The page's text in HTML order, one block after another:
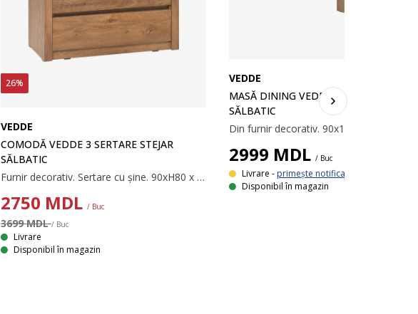
26%
VEDDE
COMODĂ VEDDE 3 SERTARE STEJAR
SĂLBATIC
Furnir decorativ. Sertare cu șine. 90xH80 x 43 cm
2750 MDL / Buc
3699 MDL/ Buc
Livrare
Disponibil în magazin
VEDDE
MASĂ DINING VEDDE 90Х160 STEJAR
SĂLBATIC
Din furnir decorativ. 90x160x76 cm
2999 MDL / Buc
Livrare - primește notificare
Disponibil în magazin